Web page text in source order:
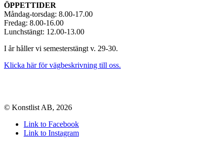
ÖPPETTIDER
Måndag-torsdag: 8.00-17.00
Fredag: 8.00-16.00
Lunchstängt: 12.00-13.00
I år håller vi semesterstängt v. 29-30.
Klicka här för vägbeskrivning till oss.
© Konstlist AB, 2026
Link to Facebook
Link to Instagram